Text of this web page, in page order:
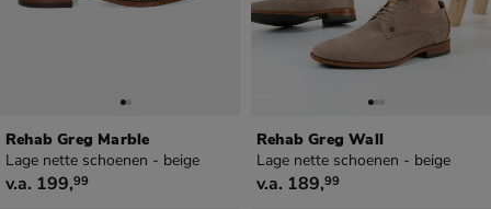
Rehab Greg Marble
Lage nette schoenen - beige
vanaf € 199,99
v.a. 199,99
Rehab Greg Wall
Lage nette schoenen - beige
vanaf € 189,99
v.a. 189,99